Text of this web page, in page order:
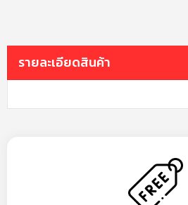
รายละเอียดสินค้า